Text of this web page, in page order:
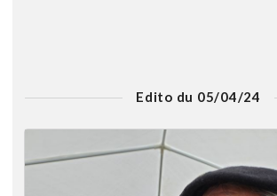
Edito du 05/04/24